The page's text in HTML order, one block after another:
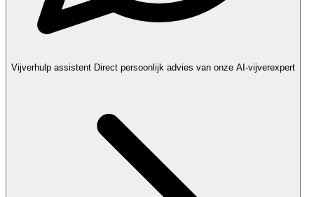
Vijverhulp assistent Direct persoonlijk advies van onze AI-vijverexpert